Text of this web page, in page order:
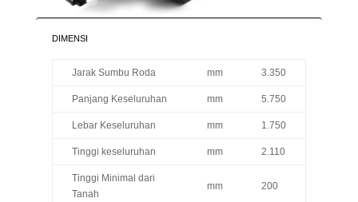
DIMENSI
Jarak Sumbu Roda mm 3.350
Panjang Keseluruhan mm 5.750
Lebar Keseluruhan mm 1.750
Tinggi keseluruhan mm 2.110
Tinggi Minimal dari
Tanah
mm 200